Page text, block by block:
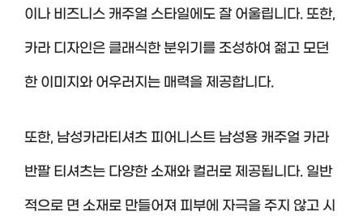
이나 비즈니스 캐주얼 스타일에도 잘 어울립니다. 또한,
카라 디자인은 클래식한 분위기를 조성하여 젊고 모던
한 이미지와 어우러지는 매력을 제공합니다.
또한, 남성카라티셔츠 피어니스트 남성용 캐주얼 카라
반팔 티셔츠는 다양한 소재와 컬러로 제공됩니다. 일반
적으로 면 소재로 만들어져 피부에 자극을 주지 않고 시